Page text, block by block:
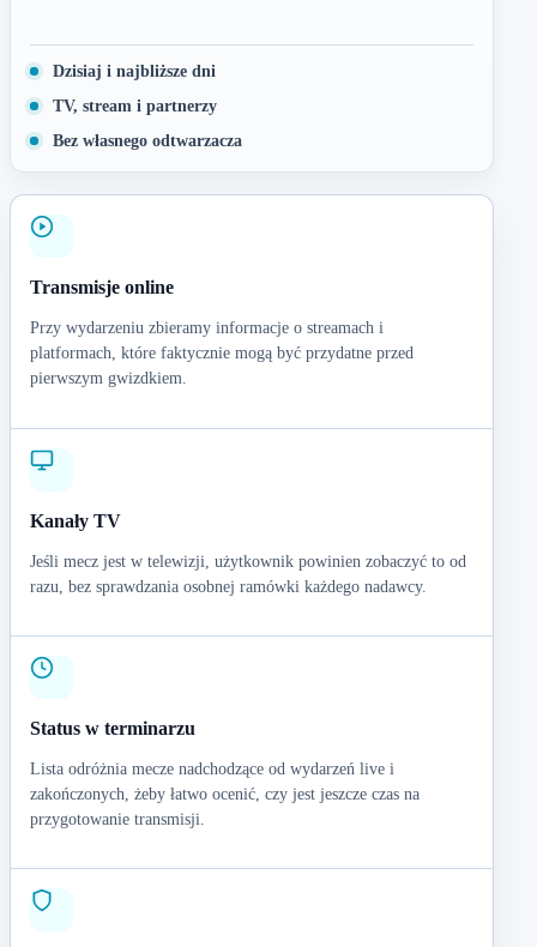
Dzisiaj i najbliższe dni
TV, stream i partnerzy
Bez własnego odtwarzacza
Transmisje online
Przy wydarzeniu zbieramy informacje o streamach i
platformach, które faktycznie mogą być przydatne przed
pierwszym gwizdkiem.
Kanały TV
Jeśli mecz jest w telewizji, użytkownik powinien zobaczyć to od
razu, bez sprawdzania osobnej ramówki każdego nadawcy.
Status w terminarzu
Lista odróżnia mecze nadchodzące od wydarzeń live i
zakończonych, żeby łatwo ocenić, czy jest jeszcze czas na
przygotowanie transmisji.